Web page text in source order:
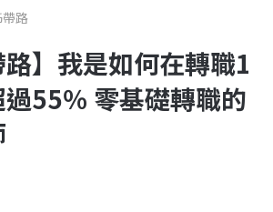
路
路】我是如何在轉職1
55％ 零基礎轉職的